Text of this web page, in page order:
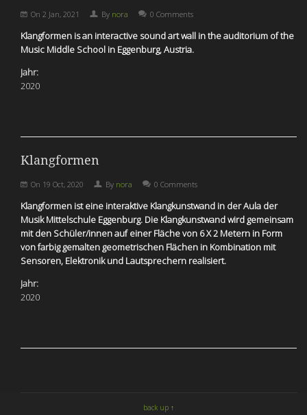
On 2 Jan, 2021 By nora 0 Comments
Klangformen is an interactive sound art wall in the auditorium of the
Music Middle School in Eggenburg, Austria.
Jahr:
2020
Klangformen
On 19 Oct, 2020 By nora 0 Comments
Klangformen ist eine interaktive Klangkunstwand in der Aula der
Musik Mittelschule Eggenburg. Die Klangkunstwand wird gemeinsam
mit den Schüler/innen auf einer Fläche von 6 X 2 Metern in Form
von farbig gemalten geometrischen Flächen in Kombination mit
Sensoren, Elektronik und Lautsprechern realisiert.
Jahr:
2020
back up ↑